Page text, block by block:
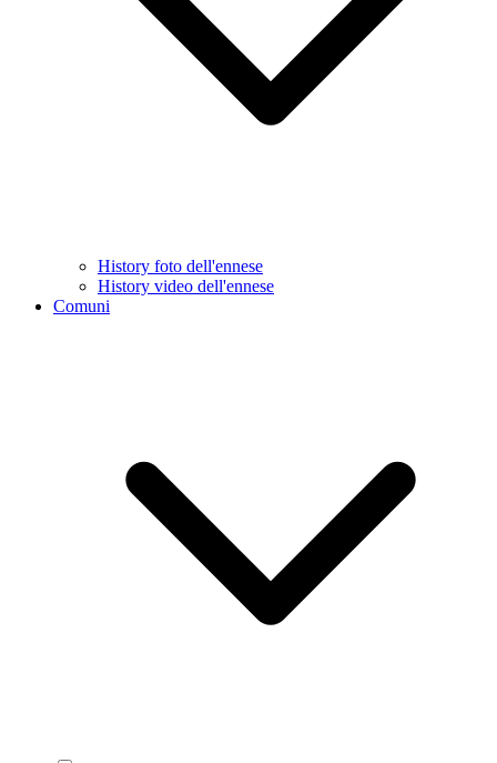
History foto dell'ennese
History video dell'ennese
Comuni